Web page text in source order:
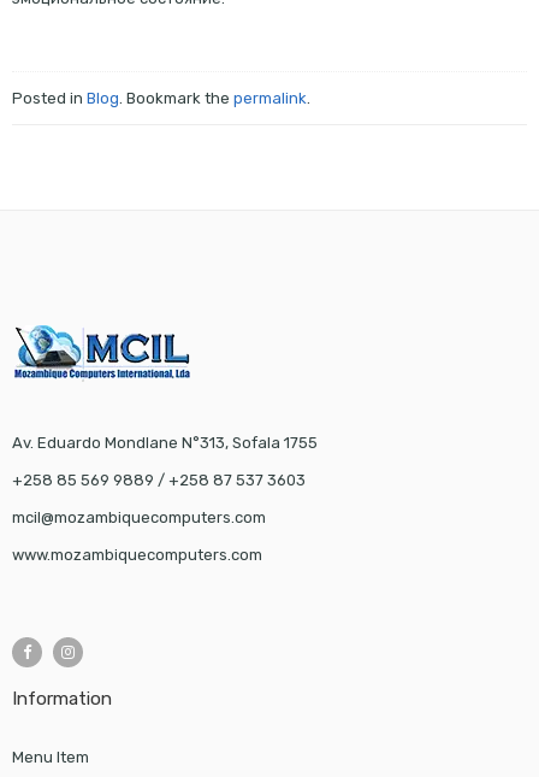
Posted in Blog. Bookmark the permalink.
Av. Eduardo Mondlane N°313, Sofala 1755
+258 85 569 9889 / +258 87 537 3603
mcil@mozambiquecomputers.com
www.mozambiquecomputers.com
Information
Menu Item